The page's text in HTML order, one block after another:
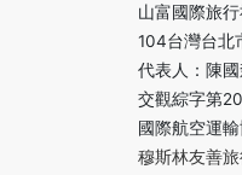
山富國際旅
104台灣台北
代表人：陳
交觀綜字第
國際航空運
穆斯林友善